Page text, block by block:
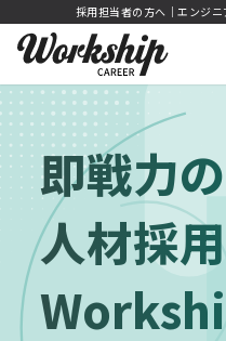
採用担当者の方へ｜エンジ
即戦力
人材採